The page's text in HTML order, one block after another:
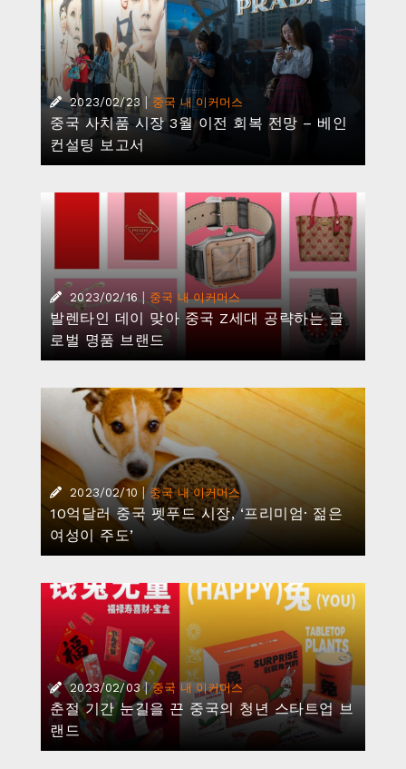
2023/02/23 | 중국 내 이커머스
중국 사치품 시장 3월 이전 회복 전망 – 베인
컨설팅 보고서
2023/02/16 | 중국 내 이커머스
발렌타인 데이 맞아 중국 Z세대 공략하는 글
로벌 명품 브랜드
2023/02/10 | 중국 내 이커머스
10억달러 중국 펫푸드 시장, ‘프리미엄· 젊은
여성이 주도’
2023/02/03 | 중국 내 이커머스
춘절 기간 눈길을 끈 중국의 청년 스타트업 브
랜드